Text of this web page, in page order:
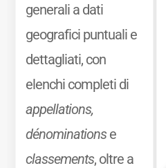
generali a dati
geografici puntuali e
dettagliati, con
elenchi completi di
appellations,
dénominationse
classements, oltre a